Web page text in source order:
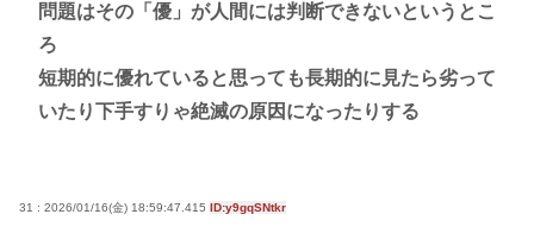
問題はその「優」が人間には判断できないというとこ
ろ
短期的に優れていると思っても長期的に見たら劣って
いたり下手すりゃ絶滅の原因になったりする
31 : 2026/01/16(金) 18:59:47.415 ID:y9gqSNtkr